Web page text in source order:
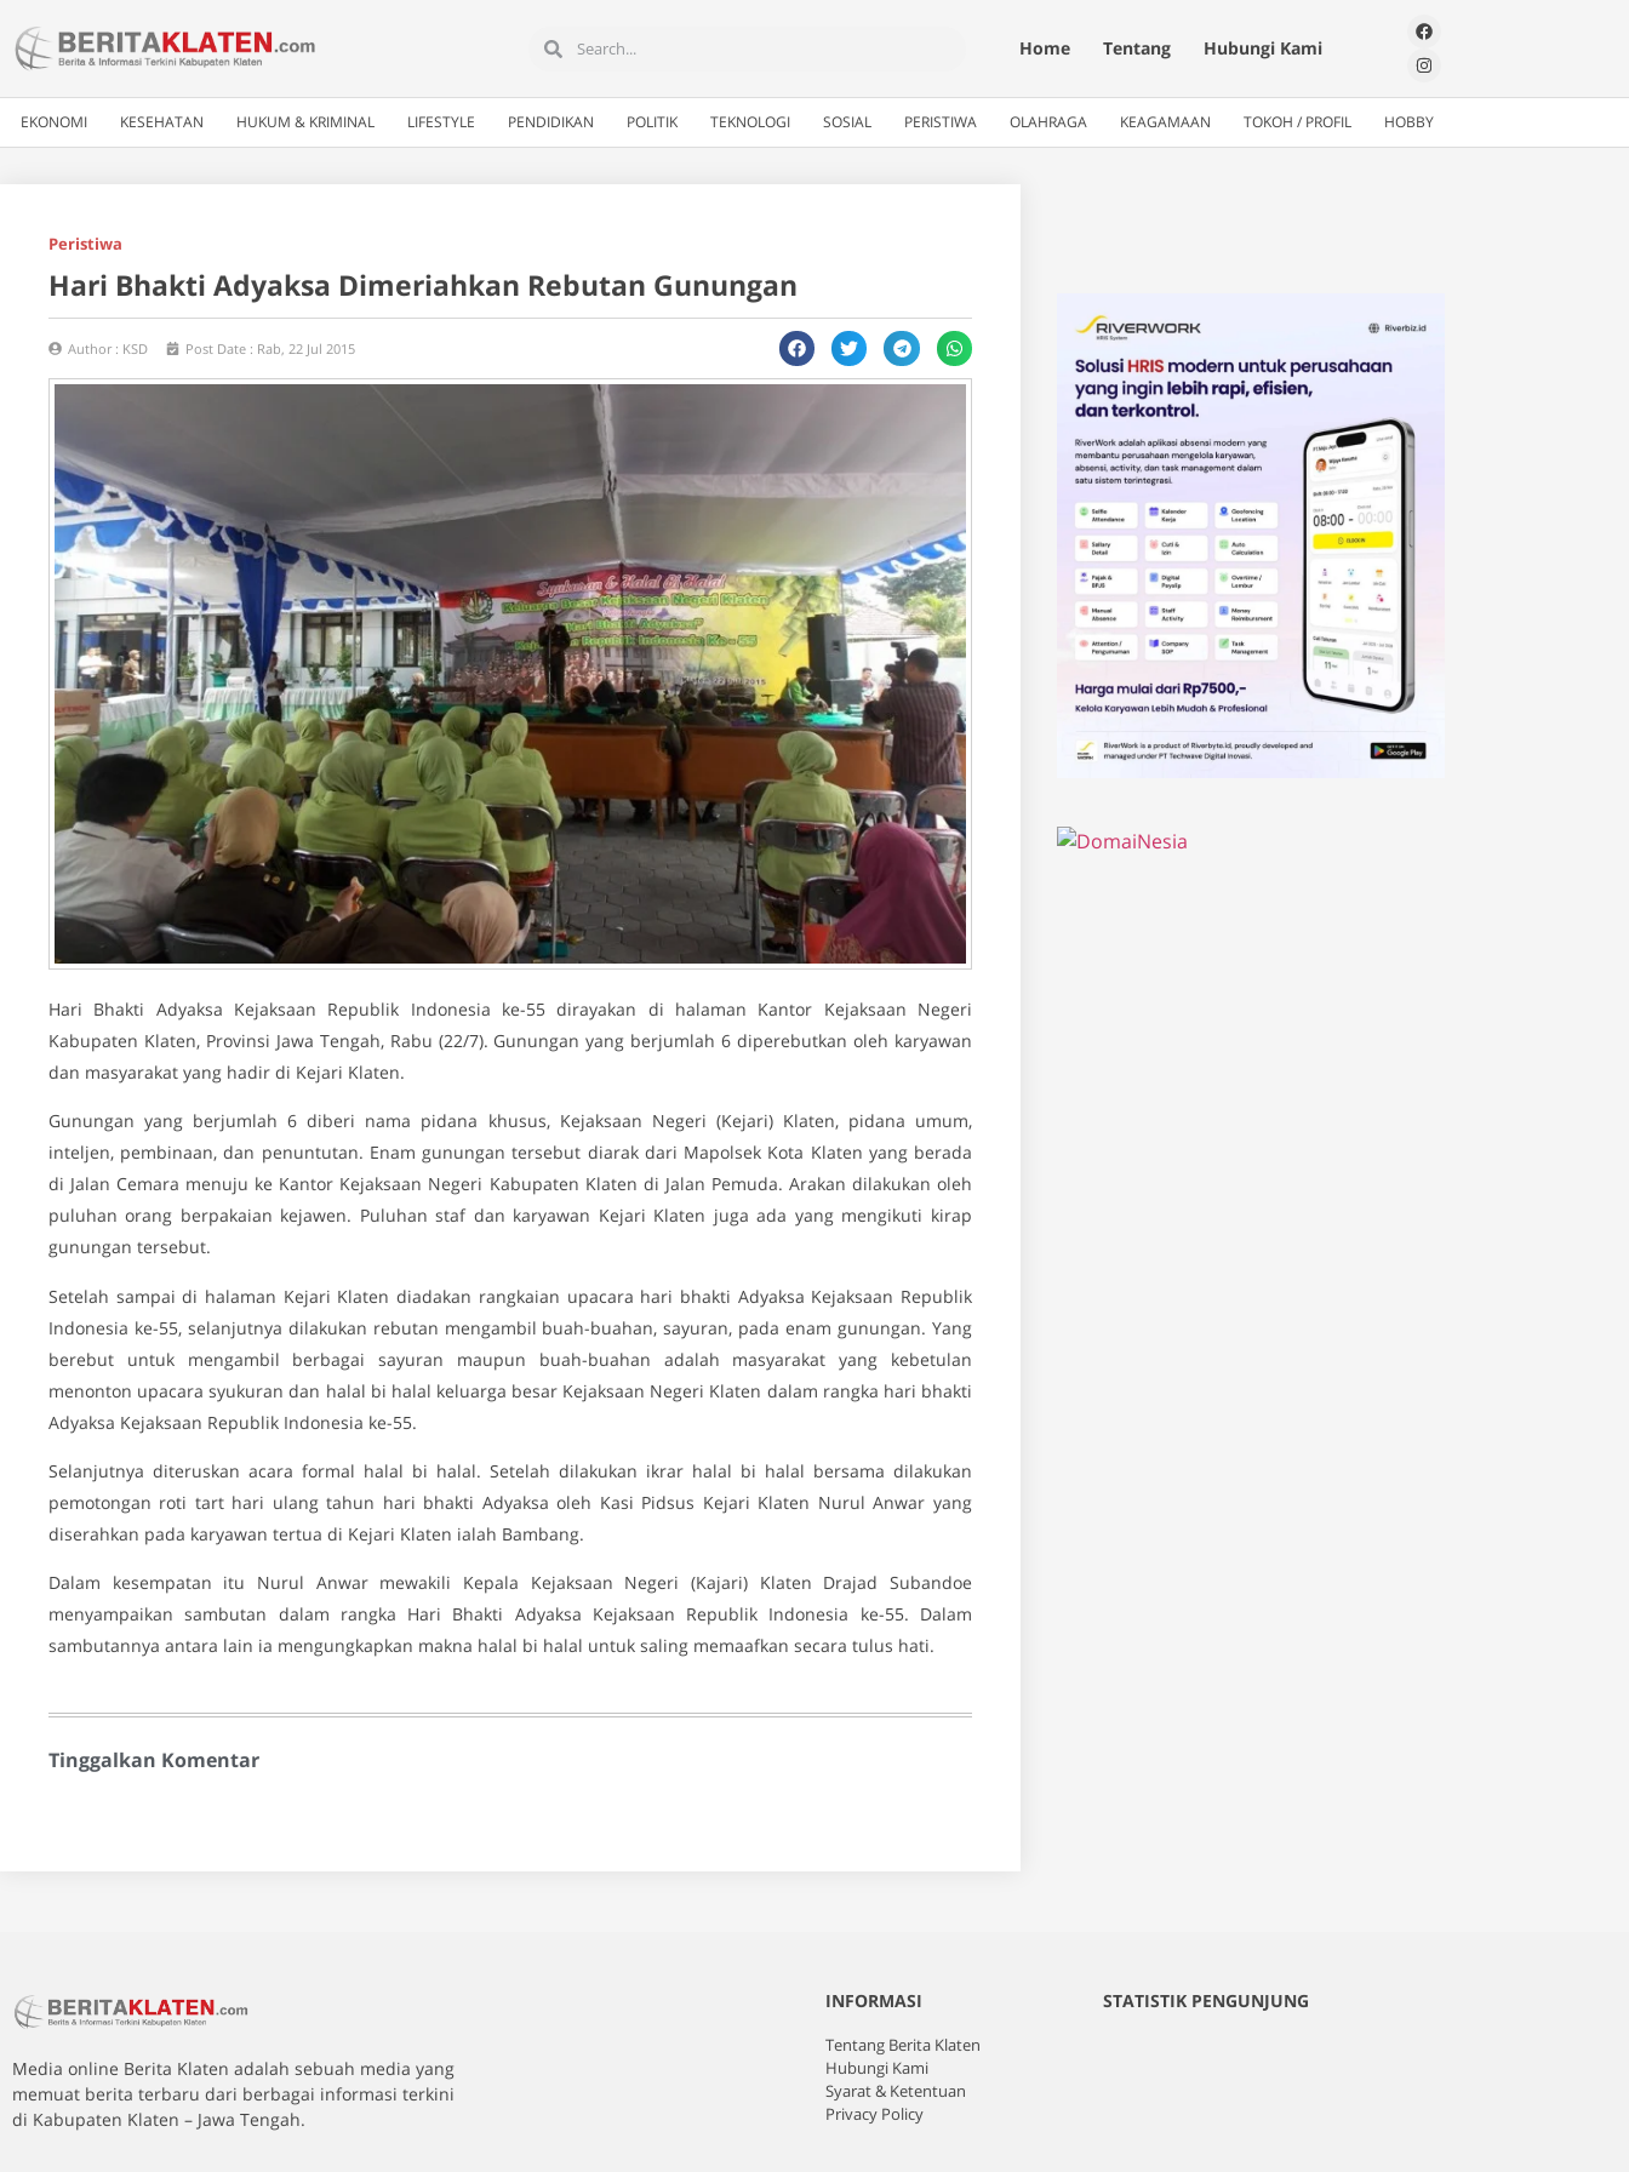
Home Tentang Hubungi Kami
EKONOMI KESEHATAN HUKUM & KRIMINAL LIFESTYLE PENDIDIKAN POLITIK TEKNOLOGI SOSIAL PERISTIWA OLAHRAGA KEAGAMAAN TOKOH / PROFIL HOBBY
Peristiwa
Hari Bhakti Adyaksa Dimeriahkan Rebutan Gunungan
Author : KSD Post Date : Rab, 22 Jul 2015
Hari Bhakti Adyaksa Kejaksaan Republik Indonesia ke-55 dirayakan di halaman Kantor Kejaksaan Negeri
Kabupaten Klaten, Provinsi Jawa Tengah, Rabu (22/7). Gunungan yang berjumlah 6 diperebutkan oleh karyawan
dan masyarakat yang hadir di Kejari Klaten.
Gunungan yang berjumlah 6 diberi nama pidana khusus, Kejaksaan Negeri (Kejari) Klaten, pidana umum,
inteljen, pembinaan, dan penuntutan. Enam gunungan tersebut diarak dari Mapolsek Kota Klaten yang berada
di Jalan Cemara menuju ke Kantor Kejaksaan Negeri Kabupaten Klaten di Jalan Pemuda. Arakan dilakukan oleh
puluhan orang berpakaian kejawen. Puluhan staf dan karyawan Kejari Klaten juga ada yang mengikuti kirap
gunungan tersebut.
Setelah sampai di halaman Kejari Klaten diadakan rangkaian upacara hari bhakti Adyaksa Kejaksaan Republik
Indonesia ke-55, selanjutnya dilakukan rebutan mengambil buah-buahan, sayuran, pada enam gunungan. Yang
berebut untuk mengambil berbagai sayuran maupun buah-buahan adalah masyarakat yang kebetulan
menonton upacara syukuran dan halal bi halal keluarga besar Kejaksaan Negeri Klaten dalam rangka hari bhakti
Adyaksa Kejaksaan Republik Indonesia ke-55.
Selanjutnya diteruskan acara formal halal bi halal. Setelah dilakukan ikrar halal bi halal bersama dilakukan
pemotongan roti tart hari ulang tahun hari bhakti Adyaksa oleh Kasi Pidsus Kejari Klaten Nurul Anwar yang
diserahkan pada karyawan tertua di Kejari Klaten ialah Bambang.
Dalam kesempatan itu Nurul Anwar mewakili Kepala Kejaksaan Negeri (Kajari) Klaten Drajad Subandoe
menyampaikan sambutan dalam rangka Hari Bhakti Adyaksa Kejaksaan Republik Indonesia ke-55. Dalam
sambutannya antara lain ia mengungkapkan makna halal bi halal untuk saling memaafkan secara tulus hati.
Tinggalkan Komentar
Media online Berita Klaten adalah sebuah media yang
memuat berita terbaru dari berbagai informasi terkini
di Kabupaten Klaten – Jawa Tengah.
INFORMASI
Tentang Berita Klaten
Hubungi Kami
Syarat & Ketentuan
Privacy Policy
STATISTIK PENGUNJUNG